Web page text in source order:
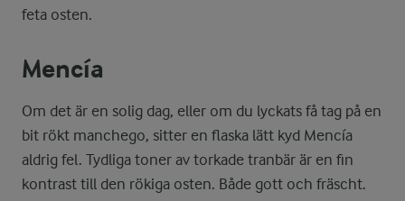
feta osten.
Mencía
Om det är en solig dag, eller om du lyckats få tag på en
bit rökt manchego, sitter en flaska lätt kyd Mencía
aldrig fel. Tydliga toner av torkade tranbär är en fin
kontrast till den rökiga osten. Både gott och fräscht.